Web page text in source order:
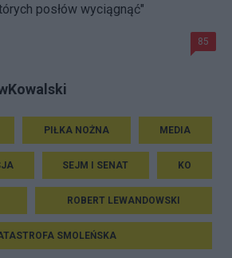
posłów wyciągnąć"
85
PIŁKA NOŻNA MEDIA
SEJM I SENAT KO
ROBERT LEWANDOWSKI
SMOLEŃSKA